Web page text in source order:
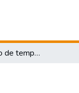
Efecto del cambio de temperatura ambiental en la dinámica poblacional de Aedes aegypti y en la transmisión de enfermedades zoonóticas en la zona amazónica de Brasil. Revisión sistemática